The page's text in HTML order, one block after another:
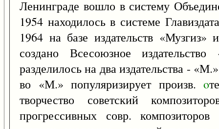
Ленинграде вошло в систему
1954 находилось в системе
1964 на базе издательств
создано Всесоюзное
разделилось на два издательства -
во «М.» популяризирует произв. o
творчество советский
прогрессивных совр.